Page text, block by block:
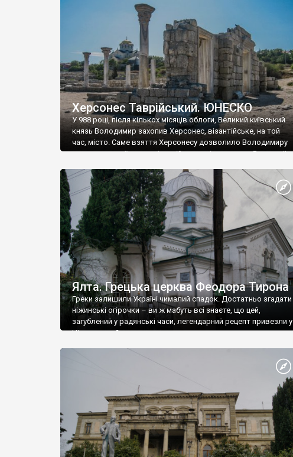
візантійської доби. Раритети викрадені з фондів об’єкту
культурної спадщини ЮНЕСКО «Херсонеса Таврійського».
Офіційно – на виставку «Золото Візантії», але експерти та
влада в Україні вважають це лише […]
Херсонес Таврійський. ЮНЕСКО
У 988 році, після кількох місяців облоги, Великий київський
князь Володимир захопив Херсонес, візантійське, на той
час, місто. Саме взяття Херсонесу дозволило Володимиру
диктувати свої умови візантійському імператору Василю ІІ,
Херсонесі Володимир-язичник, став Василем-
християнином. А потім було Хрещення Русі. На честь
Херсонесу Таврійського названо місто […]
Ялта. Грецька церква Феодора Тирона
Греки залишили Україні чималий спадок. Достатньо згадати
ніжинські огірочки – ви ж мабуть всі знаєте, що цей,
загублений у радянські часи, легендарний рецепт привезли у
Ніжин греки?